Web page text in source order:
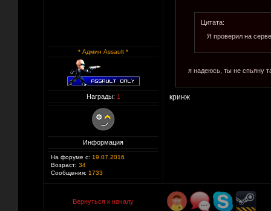
* Админ Assault *
Награды: 1
Информация
На форуме с: 19.07.2016
Возраст: 34
Сообщения: 1733
Цитата:
Я проверил на
я надеюсь, ты не спьяну
кринж
Вернуться к началу